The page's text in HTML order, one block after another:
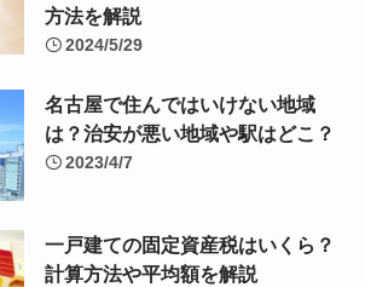
方法を解説
2024/5/29
名古屋で住んではいけない地域
は？治安が悪い地域や駅はどこ？
2023/4/7
一戸建ての固定資産税はいくら？
計算方法や平均額を解説